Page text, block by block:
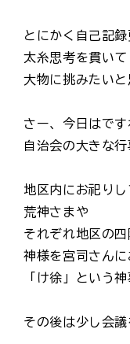
とにかく自己記
太糸思考を貫いて
大物に挑みたいと
さー、今日はです
自治会の大きな
地区内にお祀りし
荒神さまや
それぞれ地区の
神様を宮司さん
「け徐」という
その後は少し会